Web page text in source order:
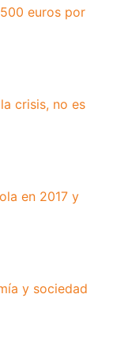
euros por
crisis, no es
en 2017 y
y sociedad